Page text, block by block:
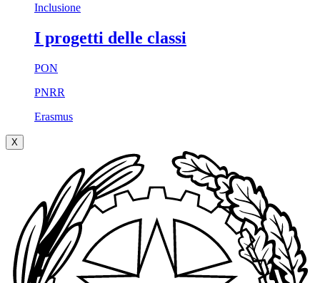
Inclusione
I progetti delle classi
PON
PNRR
Erasmus
X